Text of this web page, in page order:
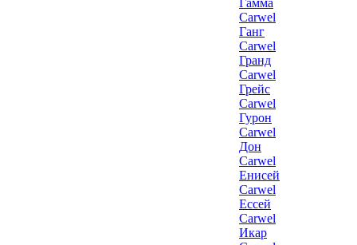
Гамма
Carwel
Ганг
Carwel
Гранд
Carwel
Грейс
Carwel
Гурон
Carwel
Дон
Carwel
Енисей
Carwel
Ессей
Carwel
Икар